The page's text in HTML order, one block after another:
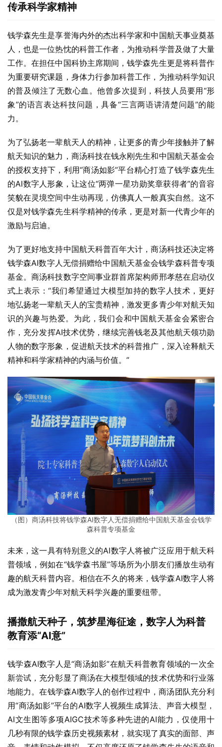
传承科学家精神
钱学森先生是享誉海内外的杰出科学家和中国航天事业奠基
人，也是一位热忱的科普工作者，为推动科学普及做了大量
工作。在担任中国科协主席期间，钱学森先生更是将科普作
为重要研究课题，身体力行参加科普工作，为推动科学知识
的普及倾注了无数心血。他曾多次提到，科技人员要用“形
象”的语言表达科技问题，具备“三言两语讲清楚问题”的能
力。
为了弘扬老一辈航天人的精神，让更多的青少年接触并了解
航天知识的魅力，商汤科技在钱永刚先生和中国航天基金会
的授权支持下，利用“商汤如影”平台精心打造了钱学森先生
的AI数字人形象，让这位“两弹一星功勋奖章获得者”的音容
笑貌在灵境空间中生动再现，仿佛真人一般真实自然。这不
仅是对钱学森先生科学精神的传承，更是对新一代青少年的
激励与启迪。
为了更好地支持中国航天科普百年大计，商汤科技还决定将
钱学森AI数字人无偿捐赠给中国航天基金会钱学森科普专项
基金。商汤科技数字空间事业群首席架构师邢孝慈在启动仪
式上表示：“我们希望通过大模型加持的数字人技术，更好
地弘扬老一辈航天人的宝贵精神，激发更多青少年对航天知
识的兴趣与热爱。为此，我们会和中国航天基金会紧密合
作，充分发挥AI技术优势，继续完善钱老及其他航天领功勋
人物的数字形象，促进航天技术的科普推广，深入诠释航天
精神和科学家精神的内涵与价值。”
（图）商汤科技将钱学森AI数字人无偿捐赠给中国航天基金会钱学
森科普专项基金
未来，这一具有特别意义的AI数字人将被广泛应用于航天科
普领域，例如在“钱学森书屋”等场所为小朋友们播放生动有
趣的航天科普内容。相信在不久的将来，钱学森AI数字人将
成为激发青少年对航天科学兴趣的重要纽带。
播撒航天种子，筑梦星海征途，数字人为科普
教育添“AI意”
钱学森AI数字人是“商汤如影”在航天科普教育领域的一次全
新尝试，充分彰显了商汤在大模型领域的技术优势和行业落
地能力。在钱学森AI数字人的创作过程中，商汤团队充分利
用“商汤如影”平台的AI数字人视频生成算法、声音大模型，
AI文生图等多项AIGC技术等多种先进的AI能力，仅使用十
几秒有限的钱学森历史视频素材，就实现了真实的面部、声